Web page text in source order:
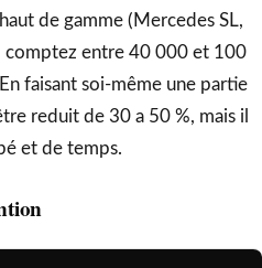
de gamme (Mercedes SL,
comptez entre 40 000 et 100
faisant soi-même une partie
reduit de 30 a 50 %, mais il
et de temps.